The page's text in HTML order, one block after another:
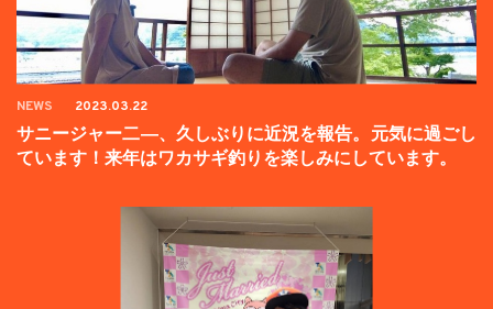
NEWS 2023.03.22
サニージャー二―、久しぶりに近況を報告。元気に過ごし
ています！来年はワカサギ釣りを楽しみにしています。